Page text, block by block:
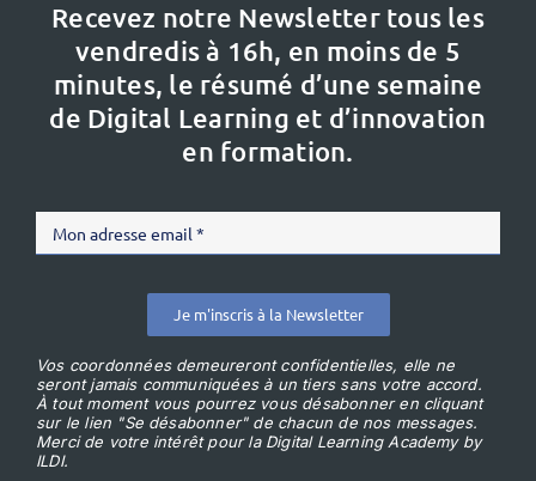
Recevez notre Newsletter tous les
vendredis à 16h, en moins de 5
minutes, le résumé d’une semaine
de Digital Learning et d’innovation
en formation.
Je m'inscris à la Newsletter
Vos coordonnées demeureront confidentielles, elle ne
seront jamais communiquées à un tiers sans votre accord.
À tout moment vous pourrez vous désabonner en cliquant
sur le lien "Se désabonner" de chacun de nos messages.
Merci de votre intérêt pour la Digital Learning Academy by
ILDI.